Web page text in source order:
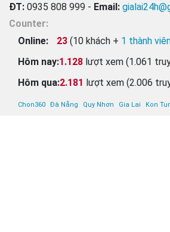
ĐT: 0935 808 999 - Email:
Counter:
Online:
23 (10 khách + 1 thành
Hôm nay:1.128 lượt xem (1.061
Hôm qua:2.181 lượt xem (2.006
Chon360 Đà Nẵng Quy Nhơn Gia Lai Kon